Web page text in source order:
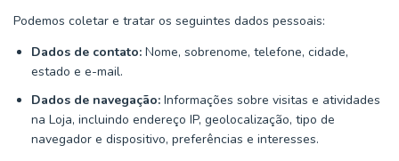
Podemos coletar e tratar os seguintes dados pessoais:
Dados de contato: Nome, sobrenome, telefone, cidade,
estado e e-mail.
Dados de navegação: Informações sobre visitas e atividades
na Loja, incluindo endereço IP, geolocalização, tipo de
navegador e dispositivo, preferências e interesses.